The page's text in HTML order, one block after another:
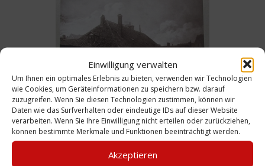
Einwilligung verwalten
Um Ihnen ein optimales Erlebnis zu bieten, verwenden wir Technologien
wie Cookies, um Geräteinformationen zu speichern bzw. darauf
zuzugreifen. Wenn Sie diesen Technologien zustimmen, können wir
Daten wie das Surfverhalten oder eindeutige IDs auf dieser Website
verarbeiten. Wenn Sie Ihre Einwilligung nicht erteilen oder zurückziehen,
können bestimmte Merkmale und Funktionen beeinträchtigt werden.
Akzeptieren
Foto: Die Nagelschmiede an der
Posthornstraße von Rackebrandt, um 1900